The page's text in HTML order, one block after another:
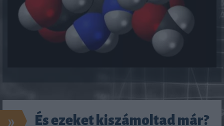
» És ezeket kiszámoltad már?